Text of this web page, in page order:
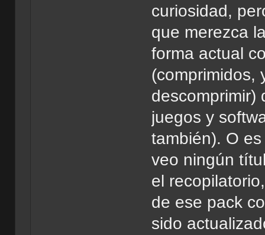
curiosidad,
que merezca
forma actual
(comprimidos,
descomprimir)
juegos y
también). O
veo ningún
el
de ese pack
sido